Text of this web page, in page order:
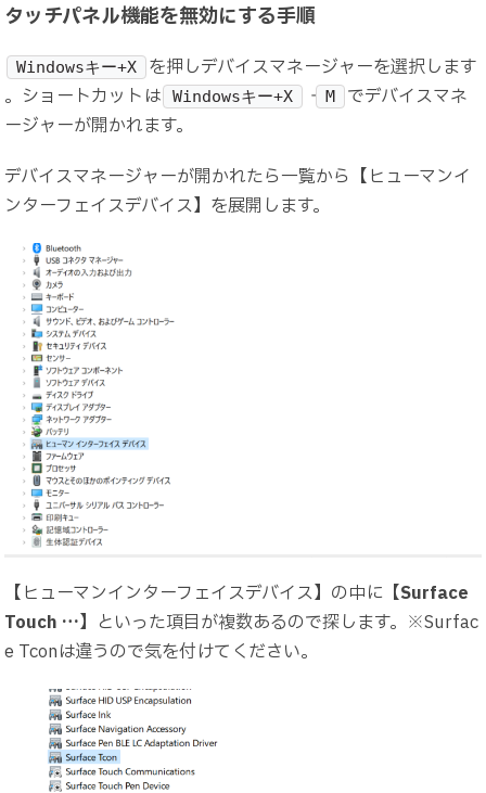
タッチパネル機能を無効にする手順
Windowsキー+X
を押しデバイスマネージャーを選択します
。ショートカットは
Windowsキー+X → M
でデバイスマネ
ージャーが開かれます。
デバイスマネージャーが開かれたら一覧から【ヒューマンイ
ンターフェイスデバイス】を展開します。
【ヒューマンインターフェイスデバイス】の中に【Surface
Touch …】といった項目が複数あるので探します。※Surfac
e Tconは違うので気を付けてください。